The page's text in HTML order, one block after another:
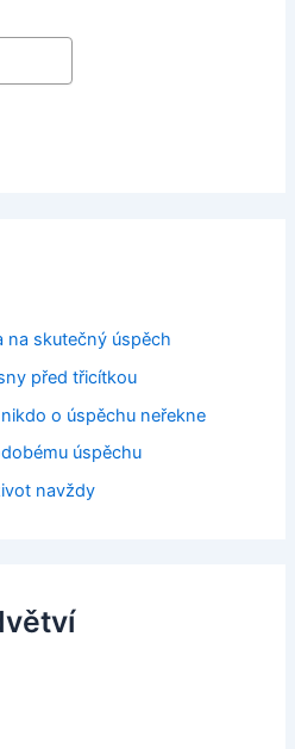
na skutečný úspěch
před třicítkou
o úspěchu neřekne
úspěchu
navždy